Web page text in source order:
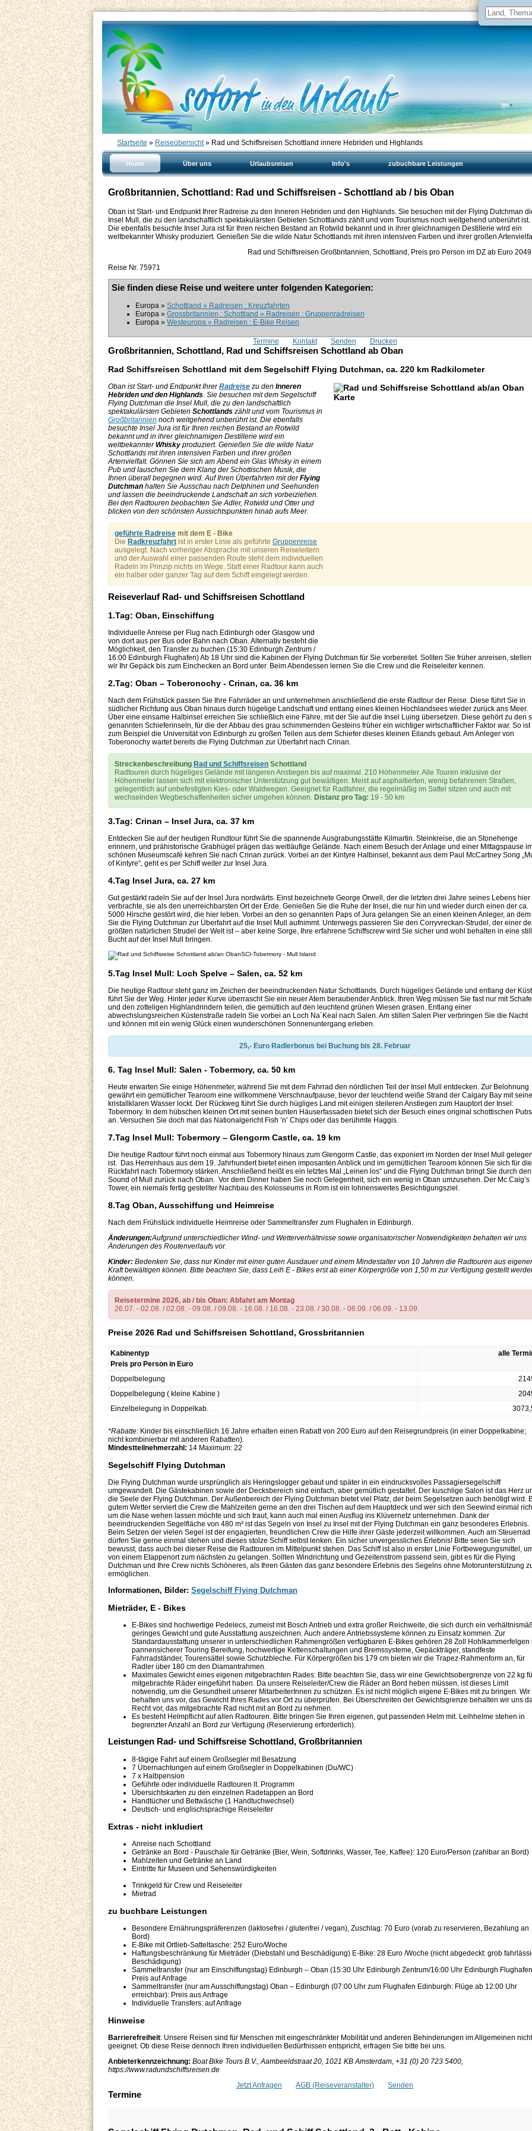
Startseite » Reiseübersicht» Rad und Schiffsreisen Schottland innere Hebriden und Highlands
Home Über uns Urlaubsreisen Info's zubuchbare Leistungen
Großbritannien, Schottland: Rad und Schiffsreisen - Schottland ab / bis Oban
Oban ist Start- und Endpunkt Ihrer Radreise zu den Inneren Hebriden und den Highlands. Sie besuchen mit der Flying Dutchman
Insel Mull, die zu den landschaftlich spektakulärsten Gebieten Schottlands zählt und vom Tourismus noch weitgehend unberührt ist.
Die ebenfalls besuchte Insel Jura ist für Ihren reichen Bestand an Rotwild bekannt und in ihrer gleichnamigen Destillerie wird ein
weltbekannter Whisky produziert. Genießen Sie die wilde Natur Schottlands mit ihren intensiven Farben und ihrer großen
Rad und Schiffsreisen Großbritannien, Schottland, Preis pro Person im DZ ab Euro
Reise Nr. 75971
Sie finden diese Reise und weitere unter folgenden Kategorien:
Europa » Schottland » Radreisen : Kreuzfahrten
Europa » Grossbritannien : Schottland » Radreisen : Gruppenradreisen
Europa » Westeuropa » Radreisen : E-Bike Reisen
Termine Kontakt Senden Drucken
Großbritannien, Schottland, Rad und Schiffsreisen Schottland ab Oban
Rad Schiffsreisen Schottland mit dem Segelschiff Flying Dutchman, ca. 220 km Radkilometer
Oban ist Start- und Endpunkt IhrerRadreise zu den Inneren
Hebriden und den Highlands. Sie besuchen mit dem Segelschiff
Flying Dutchman die Insel Mull, die zu den landschaftlich
spektakulärsten Gebieten Schottlands zählt und vom Tourismus in
Großbritannien noch weitgehend unberührt ist. Die ebenfalls
besuchte Insel Jura ist für Ihren reichen Bestand an Rotwild
bekannt und in ihrer gleichnamigen Destillerie wird ein
weltbekannterWhisky produziert. Genießen Sie die wilde Natur
Schottlands mit ihren intensiven Farben und ihrer großen
Artenvielfalt. Gönnen Sie sich am Abend ein Glas Whisky in einem
Pub und lauschen Sie dem Klang der Schottischen Musik, die
Ihnen überall begegnen wird. Auf Ihren Überfahrten mit derFlying
Dutchman halten Sie Ausschau nach Delphinen und Seehunden
und lassen die beeindruckende Landschaft an sich vorbeiziehen.
Bei den Radtouren beobachten Sie Adler, Rotwild und Otter und
blicken von den schönsten Aussichtspunkten hinab aufs Meer.
geführte Radreise mit dem E - Bike
Die Radkreuzfahrt ist in erster Linie als geführte Gruppenreise
ausgelegt. Nach vorheriger Absprache mit unseren Reiseleitern
und der Auswahl einer passenden Route steht dem individuellen
Radeln im Prinzip nichts im Wege. Statt einer Radtour kann auch
ein halber oder ganzer Tag auf dem Schiff eingelegt werden.
Reiseverlauf Rad- und Schiffsreisen Schottland
1.Tag: Oban, Einschiffung
Individuelle Anreise per Flug nach Edinburgh oder Glasgow und
von dort aus per Bus oder Bahn nach Oban. Alternativ besteht die
Möglichkeit, den Transfer zu buchen (15:30 Edinburgh Zentrum /
16:00 Edinburgh Flughafen) Ab 18 Uhr sind die Kabinen der Flying Dutchman für Sie vorbereitet. Sollten Sie früher anreisen, stellen
wir Ihr Gepäck bis zum Einchecken an Bord unter. Beim Abendessen lernen Sie die Crew und die Reiseleiter kennen.
2.Tag: Oban – Toberonochy - Crinan, ca. 36 km
Nach dem Frühstück passen Sie Ihre Fahrräder an und unternehmen anschließend die erste Radtour der Reise. Diese führt Sie in
südlicher Richtung aus Oban hinaus durch hügelige Landschaft und entlang eines kleinen Hochlandsees wieder zurück ans Meer.
Über eine einsame Halbinsel erreichen Sie schließlich eine Fähre, mit der Sie auf die Insel Luing übersetzen. Diese gehört zu den
genannten Schieferinseln, für die der Abbau des grau schimmernden Gesteins früher ein wichtiger wirtschaftlicher Faktor war. So ist
zum Beispiel die Universität von Edinburgh zu großen Teilen aus dem Schiefer dieses kleinen Eilands gebaut. Am Anleger von
Toberonochy wartet bereits die Flying Dutchman zur Überfahrt nach Crinan.
Streckenbeschreibung Rad und Schiffsreisen Schottland
Radtouren durch hügeliges Gelände mit längeren Anstiegen bis auf maximal. 210 Höhenmeter. Alle Touren inklusive der
Höhenmeter lassen sich mit elektronischer Unterstützung gut bewältigen. Meist auf asphaltierten, wenig befahrenen Straßen,
gelegentlich auf unbefestigten Kies- oder Waldwegen. Geeignet für Radfahrer, die regelmäßig im Sattel sitzen und auch mit
wechselnden Wegbeschaffenheiten sicher umgehen können. Distanz pro Tag: 19 - 50 km
3.Tag: Crinan – Insel Jura, ca. 37 km
Entdecken Sie auf der heutigen Rundtour führt Sie die spannende Ausgrabungsstätte Kilmartin. Steinkreise, die an Stonehenge
erinnern, und prähistorische Grabhügel prägen das weitläufige Gelände. Nach einem Besuch der Anlage und einer Mittagspause
schönen Museumscafé kehren Sie nach Crinan zurück. Vorbei an der Kintyre Halbinsel, bekannt aus dem Paul McCartney Song
of Kintyre“, geht es per Schiff weiter zur Insel Jura.
4.Tag Insel Jura, ca. 27 km
Gut gestärkt radeln Sie auf der Insel Jura nordwärts. Einst bezeichnete George Orwell, der die letzten drei Jahre seines Lebens hier
verbrachte, sie als den unerreichbarsten Ort der Erde. Genießen Sie die Ruhe der Insel, die nur hin und wieder durch einen der ca.
5000 Hirsche gestört wird, die hier leben. Vorbei an den so genannten Paps of Jura gelangen Sie an einen kleinen Anleger, an dem
Sie die Flying Dutchman zur Überfahrt auf die Insel Mull aufnimmt. Unterwegs passieren Sie den Corryvreckan-Strudel, der einer
größten natürlichen Strudel der Welt ist – aber keine Sorge, Ihre erfahrene Schiffscrew wird Sie sicher und wohl behalten in eine
Bucht auf der Insel Mull bringen.
SCI-Tobermory - Mull Island
5.Tag Insel Mull: Loch Spelve – Salen, ca. 52 km
Die heutige Radtour steht ganz im Zeichen der beeindruckenden Natur Schottlands. Durch hügeliges Gelände und entlang der
führt Sie der Weg. Hinter jeder Kurve überrascht Sie ein neuer Atem beraubender Anblick. Ihren Weg müssen Sie fast nur mit
und den zotteligen Highlandrindern teilen, die gemütlich auf den leuchtend grünen Wiesen grasen. Entlang einer
abwechslungsreichen Küstenstraße radeln Sie vorbei an Loch Na´Keal nach Salen. Am stillen Salen Pier verbringen Sie die Nacht
und können mit ein wenig Glück einen wunderschönen Sonnenuntergang erleben.
25,- Euro Radlerbonus bei Buchung bis 28. Februar
6. Tag Insel Mull: Salen - Tobermory, ca. 50 km
Heute erwarten Sie einige Höhenmeter, während Sie mit dem Fahrrad den nördlichen Teil der Insel Mull entdecken. Zur Belohnung
gewährt ein gemütlicher Tearoom eine willkommene Verschnaufpause, bevor der leuchtend weiße Strand der Calgary Bay mit
kristallklaren Wasser lockt. Der Rückweg führt Sie durch hügliges Land mit einigen steileren Anstiegen zum Hauptort der Insel:
Tobermory. In dem hübschen kleinen Ort mit seinen bunten Häuserfassaden bietet sich der Besuch eines original schottischen Pubs
an. Versuchen Sie doch mal das Nationalgericht Fish ’n’ Chips oder das berühmte Haggis.
7.Tag Insel Mull: Tobermory – Glengorm Castle, ca. 19 km
Die heutige Radtour führt noch einmal aus Tobermory hinaus zum Glengorm Castle, das exponiert im Norden der Insel Mull
ist. Das Herrenhaus aus dem 19. Jahrhundert bietet einen imposanten Anblick und im gemütlichen Tearoom können Sie sich für die
Rückfahrt nach Tobermory stärken. Anschließend heißt es ein letztes Mal „Leinen los“ und die Flying Dutchman bringt Sie durch den
Sound of Mull zurück nach Oban. Vor dem Dinner haben Sie noch Gelegenheit, sich ein wenig in Oban umzusehen. Der Mc Caig’s
Tower, ein niemals fertig gestellter Nachbau des Kolosseums in Rom ist ein lohnenswertes Besichtigungsziel.
8.Tag Oban, Ausschiffung und Heimreise
Nach dem Frühstück individuelle Heimreise oder Sammeltransfer zum Flughafen in Edinburgh.
Änderungen:Aufgrund unterschiedlicher Wind- und Wetterverhältnisse sowie organisatorischer Notwendigkeiten behalten wir uns
Änderungen des Routenverlaufs vor.
Kinder: Bedenken Sie, dass nur Kinder mit einer guten Ausdauer und einem Mindestalter von 10 Jahren die Radtouren aus eigener
Kraft bewältigen können. Bitte beachten Sie, dass Leih E - Bikes erst ab einer Körpergröße von 1,50 m zur Verfügung gestellt
können.
Reisetermine 2026, ab / bis Oban: Abfahrt am Montag
26.07. - 02.08. / 02.08. - 09.08. / 09.08. - 16.08. / 16.08. - 23.08. / 30.08. - 06.09. / 06.09. - 13.09.
Preise 2026 Rad und Schiffsreisen Schottland, Grossbritannien
Kabinentyp
Preis pro Person in Euro
alle
Doppelbelegung
Doppelbelegung ( kleine Kabine )
Einzelbelegung in Doppelkab.
*Rabatte: Kinder bis einschließlich 16 Jahre erhalten einen Rabatt von 200 Euro auf den Reisegrundpreis (in einer Doppelkabine;
nicht kombinierbar mit anderen Rabatten).
Mindestteilnehmerzahl: 14 Maximum: 22
Segelschiff Flying Dutchman
Die Flying Dutchman wurde ursprünglich als Heringslogger gebaut und später in ein eindrucksvolles Passagiersegelschiff
umgewandelt. Die Gästekabinen sowie der Decksbereich sind einfach, aber gemütlich gestaltet. Der kuschlige Salon ist das Herz
die Seele der Flying Dutchman. Der Außenbereich der Flying Dutchman bietet viel Platz, der beim Segelsetzen auch benötigt wird.
gutem Wetter serviert die Crew die Mahlzeiten gerne an den drei Tischen auf dem Hauptdeck und wer sich den Seewind einmal
um die Nase wehen lassen möchte und sich traut, kann auch mal einen Ausflug ins Klüvernetz unternehmen. Dank der
beeindruckenden Segelfläche von 480 m² ist das Segeln von Insel zu Insel mit der Flying Dutchman ein ganz besonderes Erlebnis.
Beim Setzen der vielen Segel ist der engagierten, freundlichen Crew die Hilfe ihrer Gäste jederzeit willkommen. Auch am Steuerrad
dürfen Sie gerne einmal stehen und dieses stolze Schiff selbst lenken. Ein sicher unvergessliches Erlebnis! Bitte seien Sie sich
bewusst, dass auch bei dieser Reise die Radtouren im Mittelpunkt stehen. Das Schiff ist also in erster Linie Fortbewegungsmittel,
von einem Etappenort zum nächsten zu gelangen. Sollten Windrichtung und Gezeitenstrom passend sein, gibt es für die Flying
Dutchman und Ihre Crew nichts Schöneres, als Ihren Gästen das ganz besondere Erlebnis des Segelns ohne Motorunterstützung
ermöglichen.
Informationen, Bilder: Segelschiff Flying Dutchman
Mieträder, E - Bikes
E-Bikes sind hochwertige Pedelecs, zumeist mit Bosch Antrieb und extra großer Reichweite, die sich durch ein
geringes Gewicht und gute Ausstattung auszeichnen. Auch andere Antriebssysteme können zu Einsatz kommen. Zur
Standardausstattung unserer in unterschiedlichen Rahmengrößen verfügbaren E-Bikes gehören 28 Zoll Hohlkammerfelgen
pannensicherer Touring Bereifung, hochwertige Kettenschaltungen und Bremssysteme, Gepäckträger, standfeste
Fahrradständer, Tourensättel sowie Schutzbleche. Für Körpergrößen bis 179 cm bieten wir die Trapez-Rahmenform an, für
Radler über 180 cm den Diamantrahmen.
Maximales Gewicht eines eigenen mitgebrachten Rades: Bitte beachten Sie, dass wir eine Gewichtsobergrenze von 22 kg
mitgebrachte Räder eingeführt haben. Da unsere Reiseleiter/Crew die Räder an Bord heben müssen, ist dieses Limit
notwendig, um die Gesundheit unserer MitarbeiterInnen zu schützen. Es ist nicht möglich eigene E-Bikes mit zu bringen. Wir
behalten uns vor, das Gewicht Ihres Rades vor Ort zu überprüfen. Bei Überschreiten der Gewichtsgrenze behalten wir uns
Recht vor, das mitgebrachte Rad nicht mit an Bord zu nehmen.
Es besteht Helmpflicht auf allen Radtouren. Bitte bringen Sie Ihren eigenen, gut passenden Helm mit. Leihhelme stehen in
begrenzter Anzahl an Bord zur Verfügung (Reservierung erforderlich).
Leistungen Rad- und Schiffsreise Schottland, Großbritannien
8-tägige Fahrt auf einem Großsegler mit Besatzung
7 Übernachtungen auf einem Großsegler in Doppelkabinen (Du/WC)
7 x Halbpension
Geführte oder individuelle Radtouren lt. Programm
Übersichtskarten zu den einzelnen Radetappen an Bord
Handtücher und Bettwäsche (1 Handtuchwechsel)
Deutsch- und englischsprachige Reiseleiter
Extras - nicht inkludiert
Anreise nach Schottland
Getränke an Bord - Pauschale für Getränke (Bier, Wein, Softdrinks, Wasser, Tee, Kaffee): 120 Euro/Person (zahlbar an Bord)
Mahlzeiten und Getränke an Land
Eintritte für Museen und
Trinkgeld für Crew und Reiseleiter
Mietrad
zu buchbare Leistungen
Besondere Ernährungspräferenzen (laktosefrei / glutenfrei / vegan), Zuschlag: 70 Euro (vorab zu reservieren, Bezahlung an
Bord)
E-Bike mit Ortlieb-Satteltasche: 252 Euro/Woche
Haftungsbeschränkung für Mieträder (Diebstahl und Beschädigung) E-Bike: 28 Euro /Woche (nicht abgedeckt: grob
Beschädigung)
Sammeltransfer (nur am Einschiffungstag) Edinburgh – Oban (15:30 Uhr Edinburgh Zentrum/16:00 Uhr Edinburgh
Preis auf Anfrage
Sammeltransfer (nur am Ausschiffungstag) Oban – Edinburgh (07:00 Uhr zum Flughafen Edinburgh: Flüge ab 12:00 Uhr
erreichbar): Preis aus Anfrage
Individuelle Transfers: auf Anfrage
Hinweise
Barrierefreiheit: Unsere Reisen sind für Menschen mit eingeschränkter Mobilität und anderen Behinderungen im Allgemeinen nicht
geeignet. Ob diese Reise dennoch Ihren individuellen Bedürfnissen entspricht, erfragen Sie bitte bei uns.
Anbieterkennzeichnung: Boat Bike Tours B.V., Aambeeldstraat 20, 1021 KB Amsterdam, +31 (0) 20 723 5400,
https://www.radundschiffsreisen.de
Jetzt Anfragen
AGB (Reiseveranstalter) Senden
Termine